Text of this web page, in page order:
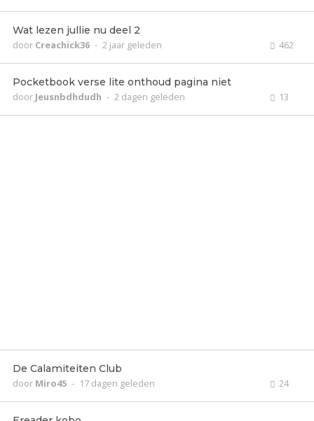
Wat lezen jullie nu deel 2
door Creachick36 - 2 jaar geleden 462
Pocketbook verse lite onthoud pagina niet
door Jeusnbdhdudh - 2 dagen geleden 13
De Calamiteiten Club
door Miro45 - 17 dagen geleden 24